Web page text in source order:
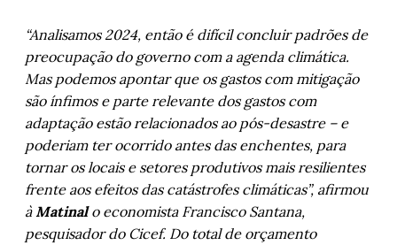
“Analisamos 2024, então é difícil concluir padrões de
preocupação do governo com a agenda climática.
Mas podemos apontar que os gastos com mitigação
são ínfimos e parte relevante dos gastos com
adaptação estão relacionados ao pós-desastre – e
poderiam ter ocorrido antes das enchentes, para
tornar os locais e setores produtivos mais resilientes
frente aos efeitos das catástrofes climáticas”, afirmou
à Matinalo economista Francisco Santana,
pesquisador do Cicef. Do total de orçamento